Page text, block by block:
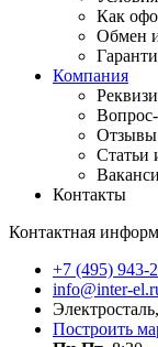
Как
Обмен
Компания
Отзывы
Статьи
Контакты
Контактная
+7 (495) 943-
info@inter-
Построить